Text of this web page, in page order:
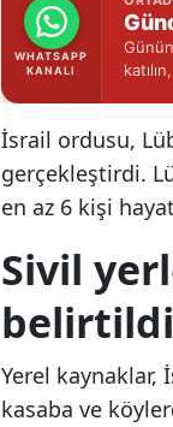
WHATSAPP
KANALI
İsrail ordusu,
gerçekleştirdi.
en az 6 kişi
Sivil
belirtildi
Yerel kaynaklar,
kasaba ve